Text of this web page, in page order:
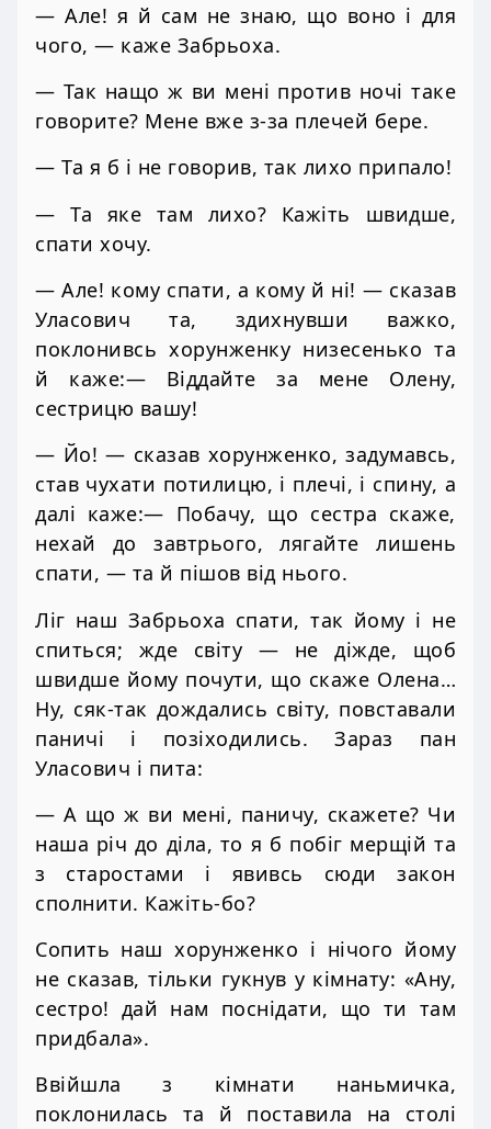
— Але! я й сам не знаю, що воно і для
чого, — каже Забрьоха.
— Так нащо ж ви мені против ночі таке
говорите? Мене вже з-за плечей бере.
— Та я б і не говорив, так лихо припало!
— Та яке там лихо? Кажіть швидше,
спати хочу.
— Але! кому спати, а кому й ні! — сказав
Уласович та, здихнувши важко,
поклонивсь хорунженку низесенько та
й каже:— Віддайте за мене Олену,
сестрицю вашу!
— Йо! — сказав хорунженко, задумавсь,
став чухати потилицю, і плечі, і спину, а
далі каже:— Побачу, що сестра скаже,
нехай до завтрього, лягайте лишень
спати, — та й пішов від нього.
Ліг наш Забрьоха спати, так йому і не
спиться; жде світу — не діжде, щоб
швидше йому почути, що скаже Олена…
Ну, сяк-так дождались світу, повставали
паничі і позіходились. Зараз пан
Уласович і пита:
— А що ж ви мені, паничу, скажете? Чи
наша річ до діла, то я б побіг мерщій та
з старостами і явивсь сюди закон
сполнити. Кажіть-бо?
Сопить наш хорунженко і нічого йому
не сказав, тільки гукнув у кімнату: «Ану,
сестро! дай нам поснідати, що ти там
придбала».
Ввійшла з кімнати наньмичка,
поклонилась та й поставила на столі